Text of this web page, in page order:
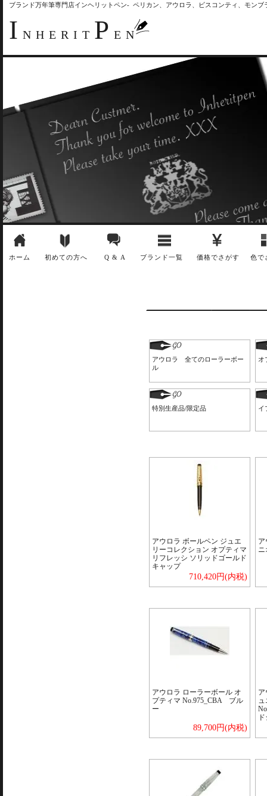
ブランド万年筆専門店インヘリットペン- ペリカン、アウロラ、ビスコンティ、モン
I NHERIT P EN
ホーム 初めての方へ Q & A ブランド一覧 価格でさがす 色で
アウロラ 全てのローラーボー
ル
オ
特別生産品/限定品 イ
アウロラ ボールペン ジュエ
リーコレクション オプティマ
リフレッシ ソリッドゴールド
キャップ
710,420円(内税)
ア
ニ
アウロラ ローラーボール オ
プティマ No.975_CBA ブル
ー
89,700円(内税)
ア
ュ